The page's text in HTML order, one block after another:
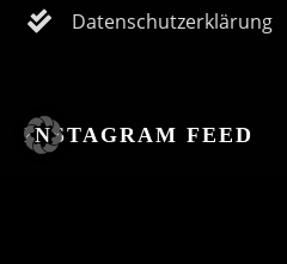
Datenschutzerklärung
INSTAGRAM FEED